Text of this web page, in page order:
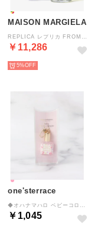
MAISON MARGIELA
￥11,286
5%
one'sterrace
￥1,045